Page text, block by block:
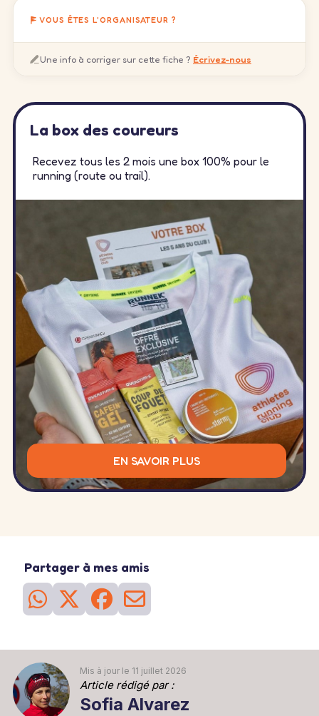
VOUS ÊTES L'ORGANISATEUR ?
Une info à corriger sur cette fiche ? Écrivez-nous
La box des coureurs
Recevez tous les 2 mois une box 100% pour le
running (route ou trail).
EN SAVOIR PLUS
Partager à mes amis
Mis à jour le 11 juillet 2026
Article rédigé par :
Sofia Alvarez